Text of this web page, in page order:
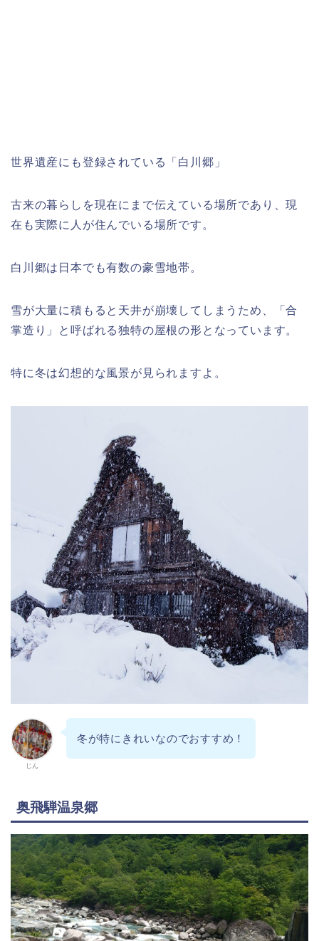
世界遺産にも登録されている「白川郷」
古来の暮らしを現在にまで伝えている場所であり、現
在も実際に人が住んでいる場所です。
白川郷は日本でも有数の豪雪地帯。
雪が大量に積もると天井が崩壊してしまうため、「合
掌造り」と呼ばれる独特の屋根の形となっています。
特に冬は幻想的な風景が見られますよ。
じん
冬が特にきれいなのでおすすめ！
奥飛騨温泉郷